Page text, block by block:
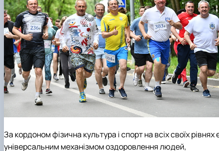
За кордоном фізична культура і спорт на всіх своїх рівнях
універсальним механізмом оздоровлення людей,